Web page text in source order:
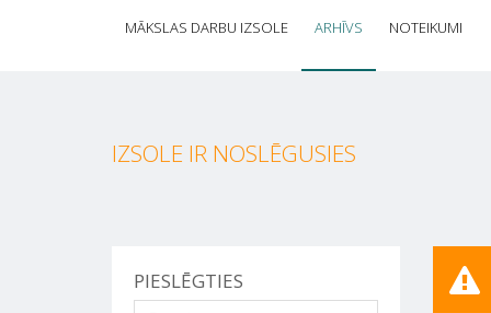
MĀKSLAS DARBU IZSOLE ARHĪVS NOTEIKUMI
IZSOLE IR NOSLĒGUSIES
PIESLĒGTIES